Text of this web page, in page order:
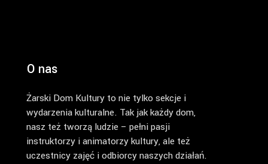
O nas
Żarski Dom Kultury to nie tylko sekcje i
wydarzenia kulturalne. Tak jak każdy dom,
nasz też tworzą ludzie – pełni pasji
instruktorzy i animatorzy kultury, ale też
uczestnicy zajęć i odbiorcy naszych działań.